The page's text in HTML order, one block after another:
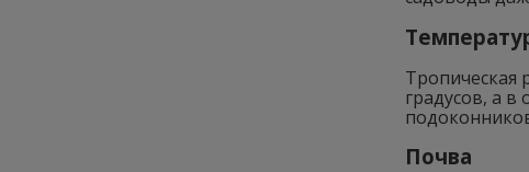
Тропическая
градусов, а
Почва